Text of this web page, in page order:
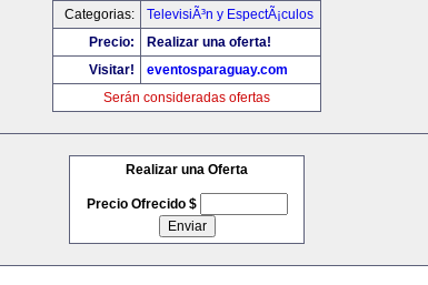
Categorias:
TelevisiÃ³n y EspectÃ¡culos
Precio:
Realizar una oferta!
Visitar!
eventosparaguay.com
Serán consideradas ofertas
Realizar una Oferta
Precio Ofrecido $